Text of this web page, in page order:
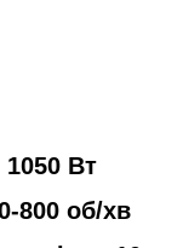
Вт
800 об/хв